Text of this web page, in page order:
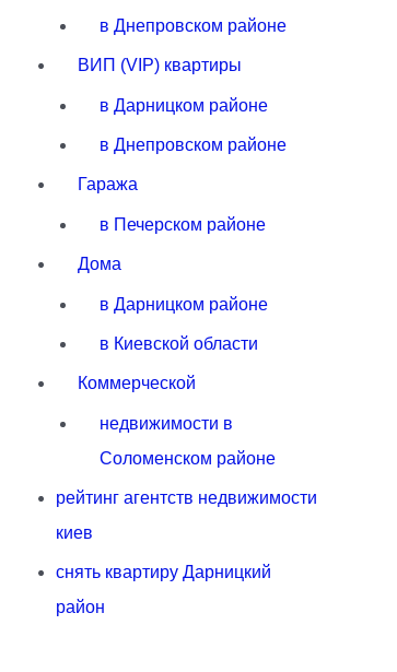
в Днепровском районе
ВИП (VIP) квартиры
в Дарницком районе
в Днепровском районе
Гаража
в Печерском районе
Дома
в Дарницком районе
в Киевской области
Коммерческой
недвижимости в
Соломенском районе
рейтинг агентств недвижимости
киев
снять квартиру Дарницкий
район